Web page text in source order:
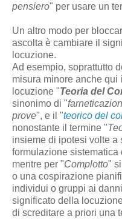
pensiero" per usare un
Un altro modo per
ascolta è cambiare il
locuzione.
Ad esempio, soprattutto
misura minore anche qui
locuzione "Teoria del
sinonimo di "
prove", e il "teorico del
nonostante il termine "
insieme di ipotesi volte a
formulazione
mentre per "Complotto"
o una cospirazione
individui o gruppi ai
significato della
di screditare a priori una